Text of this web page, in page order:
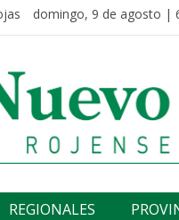
domingo, 9 de agosto |
REGIONALES